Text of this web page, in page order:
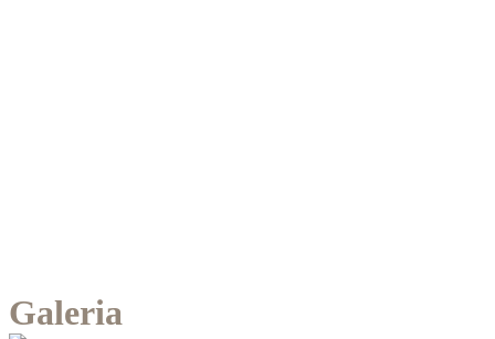
Galeria